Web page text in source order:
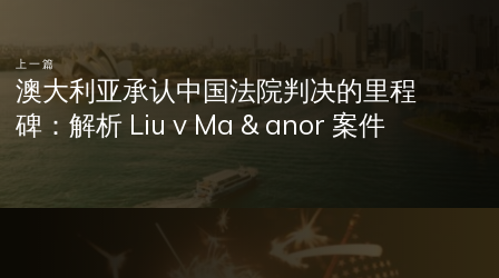
上一篇
澳大利亚承认中国法院判决的里程
碑：解析 Liu v Ma & anor 案件